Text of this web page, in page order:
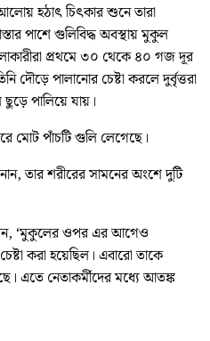
হঠাৎ চিৎকার শুনে তারা
পাশে গুলিবিদ্ধ অবস্থায় মুকুল
প্রথমে ৩০ থেকে ৪০ গজ দূর
দৌড়ে পালানোর চেষ্টা করলে দুর্বৃত্তরা
পালিয়ে যায়।
মোট পাঁচটি গুলি লেগেছে।
তার শরীরের সামনের অংশে দুটি
‘মুকুলের ওপর এর আগেও
করা হয়েছিল। এবারো তাকে
এতে নেতাকর্মীদের মধ্যে আতঙ্ক